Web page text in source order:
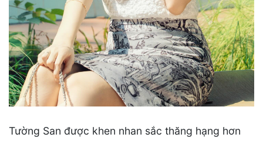
Tường San được khen nhan sắc thăng hạng hơn